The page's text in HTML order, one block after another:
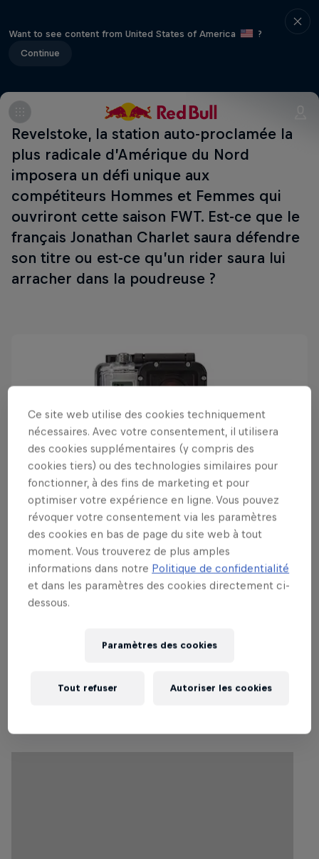
Want to see content from United States of America
?
Continue
Revelstoke, la station auto-proclamée la
plus radicale d’Amérique du Nord
imposera un défi unique aux
compétiteurs Hommes et Femmes qui
ouvriront cette saison FWT. Est-ce que le
français Jonathan Charlet saura défendre
son titre ou est-ce qu’un rider saura lui
arracher dans la poudreuse ?
Ceci peut aussi vous intéresser
Review : GoPro Hero 3
Black Edition
Ce site web utilise des cookies techniquement
nécessaires. Avec votre consentement, il utilisera
des cookies supplémentaires (y compris des
cookies tiers) ou des technologies similaires pour
fonctionner, à des fins de marketing et pour
optimiser votre expérience en ligne. Vous pouvez
révoquer votre consentement via les paramètres
des cookies en bas de page du site web à tout
moment. Vous trouverez de plus amples
informations dans notre Politique de confidentialité
et dans les paramètres des cookies directement ci-
dessous.
Paramètres des cookies
Tout refuser Autoriser les cookies